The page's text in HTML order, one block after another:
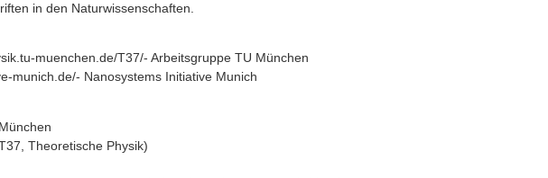
in den Naturwissenschaften.
muenchen.de/T37/- Arbeitsgruppe TU München
munich.de/- Nanosystems Initiative Munich
Theoretische Physik)